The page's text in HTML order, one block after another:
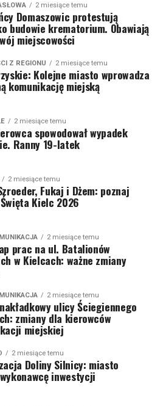
2 miesiące temu
Domaszowic protestują
budowie krematorium. Obawiają
miejscowości
Z REGIONU 2 miesiące temu
Kolejne miasto wprowadza
komunikację miejską
2 miesiące temu
spowodował wypadek
Ranny 19-latek
2 miesiące temu
Fukaj i Dżem: poznaj
Kielc 2026
2 miesiące temu
prac na ul. Batalionów
w Kielcach: ważne zmiany
2 miesiące temu
ulicy Ściegiennego
zmiany dla kierowców
miejskiej
2 miesiące temu
Doliny Silnicy: miasto
inwestycji